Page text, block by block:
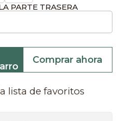
PARTE TRASERA
Comprar ahora
lista de favoritos